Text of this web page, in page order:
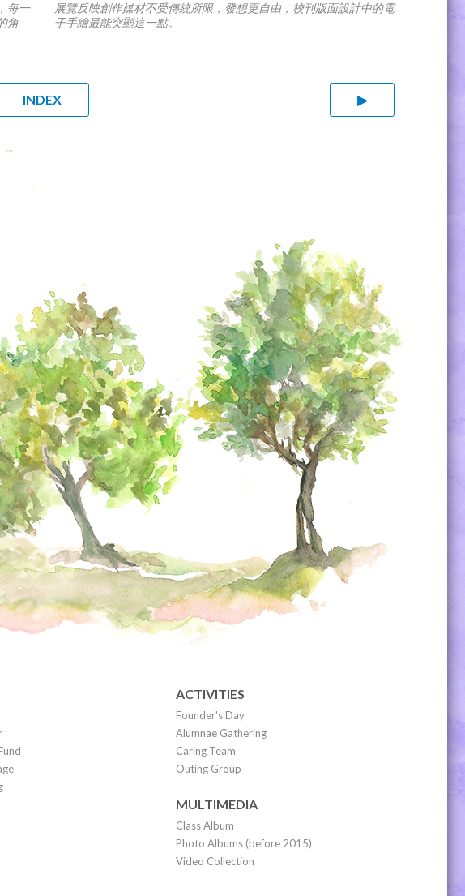
每一
角
展覽反映創作媒材不受傳統所限，發想更自由，校刊版面設計中的電
子手繪最能突顯這一點。
INDEX ▶
ACTIVITIES
Founder's Day
Alumnae Gathering
Caring Team
Outing Group
MULTIMEDIA
Class Album
Photo Albums (before 2015)
Video Collection